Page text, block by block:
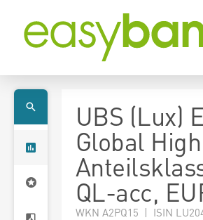
UBS (Lux)
Global
QL-acc,
WKN A2PQ15 | ISIN